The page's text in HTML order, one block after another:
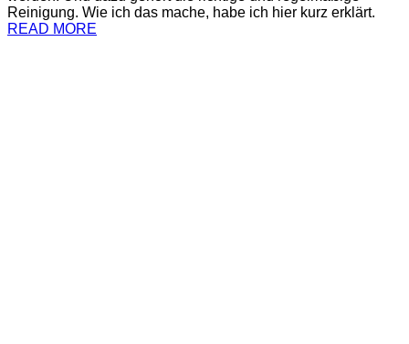
Reinigung. Wie ich das mache, habe ich hier kurz erklärt.
READ MORE